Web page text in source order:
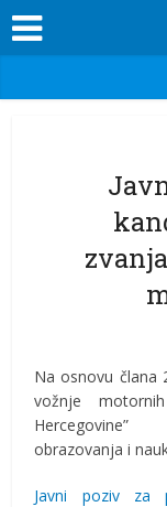
Na osnovu člana
vožnje
obrazovanja i
Javni poziv za